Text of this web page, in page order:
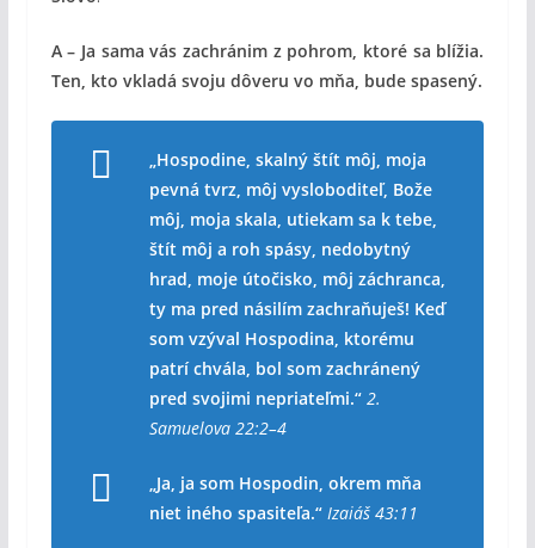
A – Ja sama vás zachránim z pohrom, ktoré sa blížia.
Ten, kto vkladá svoju dôveru vo mňa, bude spasený.
„Hospodine, skalný štít môj, moja
pevná tvrz, môj vysloboditeľ, Bože
môj, moja skala, utiekam sa k tebe,
štít môj a roh spásy, nedobytný
hrad, moje útočisko, môj záchranca,
ty ma pred násilím zachraňuješ! Keď
som vzýval Hospodina, ktorému
patrí chvála, bol som zachránený
pred svojimi nepriateľmi.“ 2.
Samuelova 22:2–4
„Ja, ja som Hospodin, okrem mňa
niet iného spasiteľa.“ Izaiáš 43:11